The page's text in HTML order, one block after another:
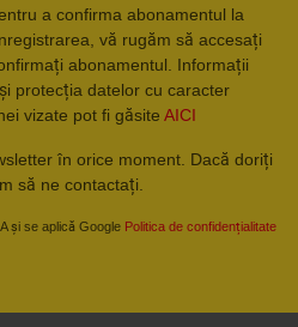
a confirma abonamentul la
vă rugăm să accesați
abonamentul. Informații
protecția datelor cu caracter
vizate pot fi găsite AICI
în orice moment. Dacă doriți
să ne contactați.
și se aplică Google Politica de confidențialitate